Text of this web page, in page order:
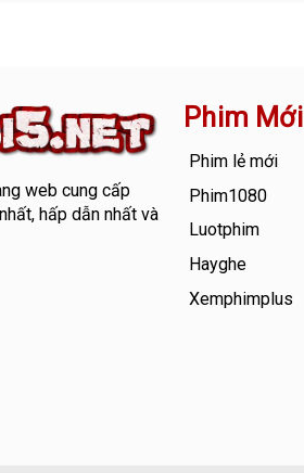
web cung cấp
hấp dẫn nhất và
Phim Mới
Phim lẻ mới
Phim1080
Luotphim
Hayghe
Xemphimplus